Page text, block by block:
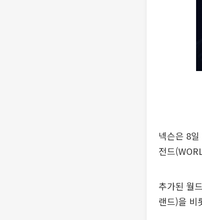
넥슨은 8
전드
추가된 월
랜드)을 비